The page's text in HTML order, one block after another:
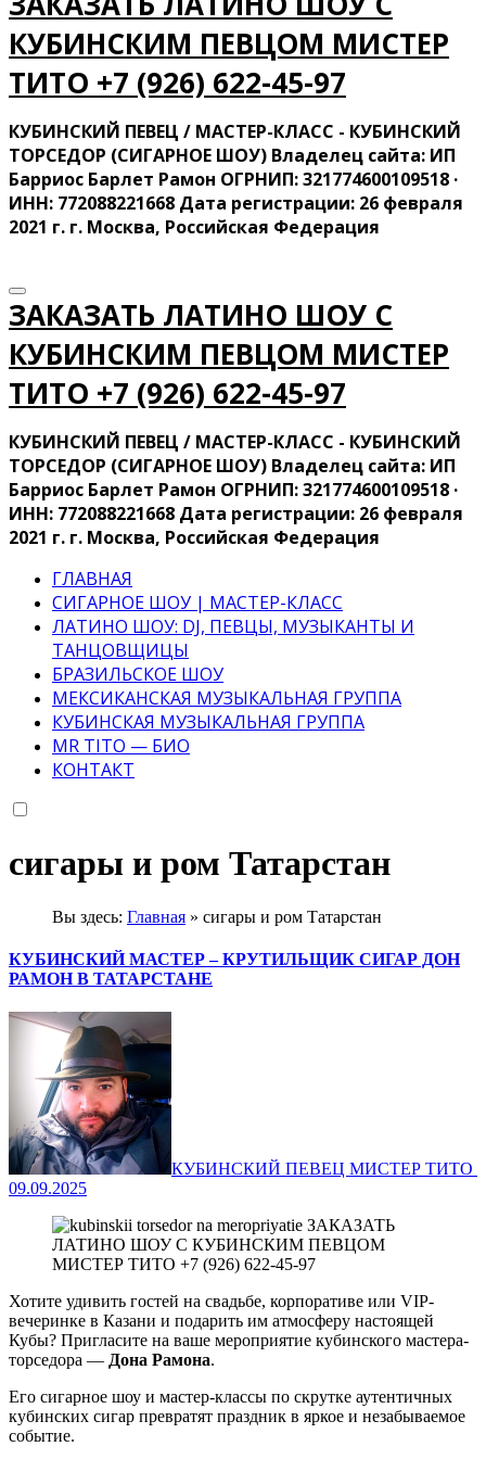
КУБИНСКИМ ПЕВЦОМ МИСТЕР
ТИТО ‍+7 (926) 622-45-97
КУБИНСКИЙ ПЕВЕЦ / МАСТЕР-КЛАСС - КУБИНСКИЙ
ТОРСЕДОР (СИГАРНОЕ ШОУ) Владелец сайта: ИП
Барриос Барлет Рамон ОГРНИП: 321774600109518 ·
ИНН: 772088221668 Дата регистрации: 26 февраля
2021 г. г. Москва, Российская Федерация
ЗАКАЗАТЬ ЛАТИНО ШОУ С
КУБИНСКИМ ПЕВЦОМ МИСТЕР
ТИТО ‍+7 (926) 622-45-97
КУБИНСКИЙ ПЕВЕЦ / МАСТЕР-КЛАСС - КУБИНСКИЙ
ТОРСЕДОР (СИГАРНОЕ ШОУ) Владелец сайта: ИП
Барриос Барлет Рамон ОГРНИП: 321774600109518 ·
ИНН: 772088221668 Дата регистрации: 26 февраля
2021 г. г. Москва, Российская Федерация
ГЛАВНАЯ
СИГАРНОЕ ШОУ | МАСТЕР-КЛАСС
ЛАТИНО ШОУ: DJ, ПЕВЦЫ, МУЗЫКАНТЫ И
ТАНЦОВЩИЦЫ
БРАЗИЛЬСКОЕ ШОУ
МЕКСИКАНСКАЯ МУЗЫКАЛЬНАЯ ГРУППА
КУБИНСКАЯ МУЗЫКАЛЬНАЯ ГРУППА
MR TITO — БИО
КОНТАКТ
сигары и ром Татарстан
Вы здесь: Главная » сигары и ром Татарстан
КУБИНСКИЙ МАСТЕР – КРУТИЛЬЩИК СИГАР ДОН
РАМОН В ТАТАРСТАНЕ
КУБИНСКИЙ ПЕВЕЦ МИСТЕР ТИТО ‍
09.09.2025
Хотите удивить гостей на свадьбе, корпоративе или VIP-
вечеринке в Казани и подарить им атмосферу настоящей
Кубы? Пригласите на ваше мероприятие кубинского мастера-
торседора — Дона Рамона.
Его сигарное шоу и мастер-классы по скрутке аутентичных
кубинских сигар превратят праздник в яркое и незабываемое
событие.